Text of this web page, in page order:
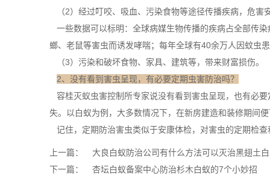
（2）经过叮咬、吸血、污染食物等途径传播疾病，危害
一些数据可以标明：全球病媒生物传播的疾病占全部传
螂、老鼠等害虫而诱发哮喘；每年全球有40余万人因蚊虫
（3）污染和破坏食物、家具、建筑等，带来财富损伤。
2、没有看到害虫呈现，有必要定期虫害防治吗？
容桂灭蚁虫害控制所专家说没有看到害虫呈现，也有必
失。以 白蚁为例 ，大多数情况下，在新房建造和装修期间
记住，定期 防治害虫类似于安康体检，对害虫的定期检
上一篇：
大良白蚁防治公司有什么方法可以灭治黑翅土
下一篇：
杏坛白蚁备案中心防治杉木白蚁的7个小妙招